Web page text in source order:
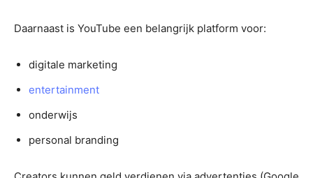
Daarnaast is YouTube een belangrijk platform voor:
digitale marketing
entertainment
onderwijs
personal branding